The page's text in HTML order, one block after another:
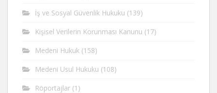
İş ve Sosyal Güvenlik Hukuku (139)
Kişisel Verilerin Korunması Kanunu (17)
Medeni Hukuk (158)
Medeni Usul Hukuku (108)
Röportajlar (1)